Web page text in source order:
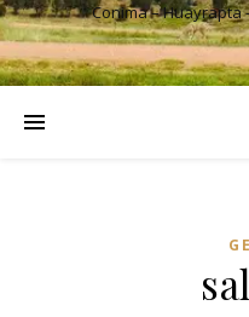
Conima – Huayrapta